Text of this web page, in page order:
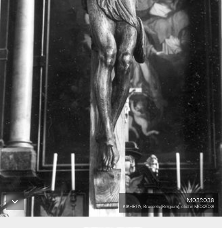
M032038
KIK-IRPA, Brussels (Belgium), cliché M032038